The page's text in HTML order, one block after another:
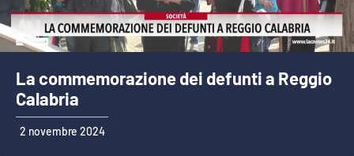
La commemorazione dei defunti a Reggio
Calabria
2 novembre 2024